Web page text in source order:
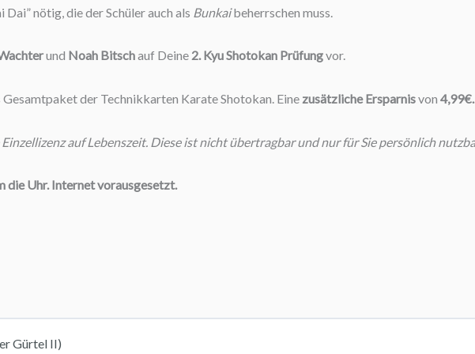
Dai” nötig, die der Schüler auch als Bunkaibeherrschen muss.
und Noah Bitschauf Deine 2. Kyu Shotokan Prüfungvor.
der Technikkarten Karate Shotokan. Eine zusätzliche Ersparnisvon 4,99€.
auf Lebenszeit. Diese ist nicht übertragbar und nur für Sie persönlich
die Uhr. Internet vorausgesetzt.
Gürtel II)